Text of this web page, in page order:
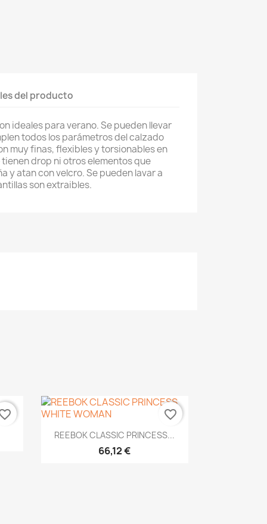
del producto
ideales para verano. Se pueden llevar
todos los parámetros del calzado
muy finas, flexibles y torsionables en
drop ni otros elementos que
y atan con velcro. Se pueden lavar a
son extraibles.
Vista rápida
REEBOK CLASSIC PRINCESS...
66,12 €
favorite_border